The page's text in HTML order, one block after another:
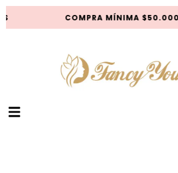
COMPRA MÍNIMA $50.000